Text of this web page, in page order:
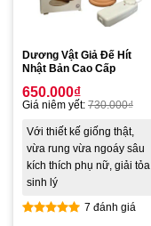
Dương Vật Giả Đế Hít
Nhật Bản Cao Cấp
650.000₫
Giá niêm yết: 730.000₫
Với thiết kế giống thật,
vừa rung vừa ngoáy sâu
kích thích phụ nữ, giải tỏa
sinh lý
7 đánh giá